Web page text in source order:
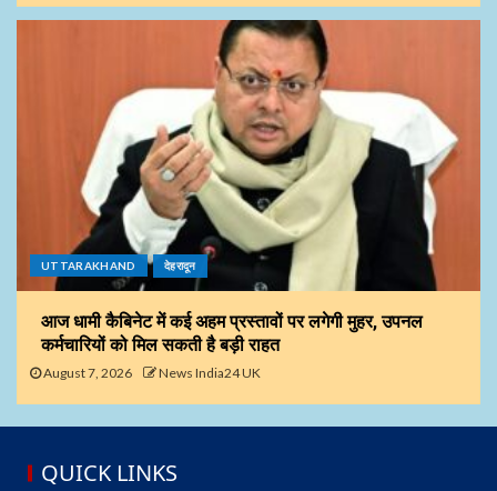
UTTARAKHAND देहरादून
आज धामी कैबिनेट में कई अहम प्रस्तावों पर लगेगी मुहर, उपनल
कर्मचारियों को मिल सकती है बड़ी राहत
August 7, 2026 News India24 UK
QUICK LINKS